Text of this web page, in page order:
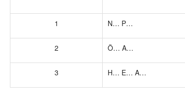
1 N… P…
2 Ö… A…
3 H… E… A…